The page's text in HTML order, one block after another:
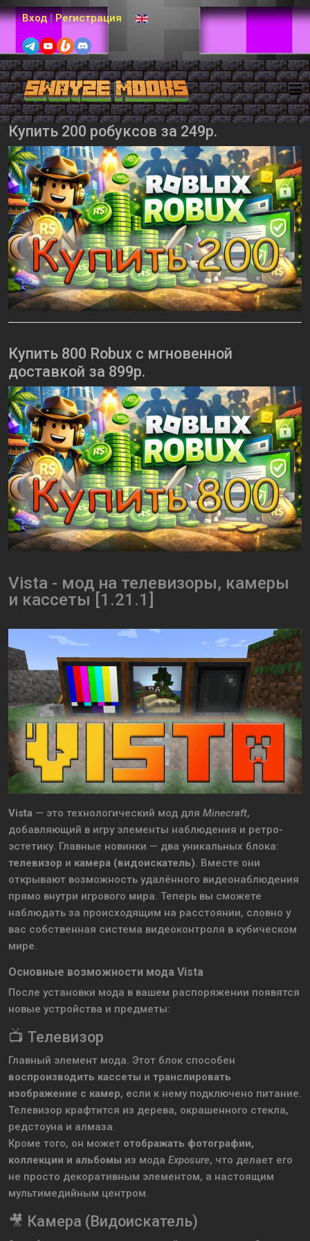
Вход | Регистрация Выберите язык
Купить 200 робуксов за 249р.
Купить 800 Robux с мгновенной
доставкой за 899р.
Vista - мод на телевизоры, камеры
и кассеты [1.21.1]
Vista — это технологический мод для Minecraft,
добавляющий в игру элементы наблюдения и ретро-
эстетику. Главные новинки — два уникальных блока:
телевизор и камера (видоискатель). Вместе они
открывают возможность удалённого видеонаблюдения
прямо внутри игрового мира. Теперь вы сможете
наблюдать за происходящим на расстоянии, словно у
вас собственная система видеоконтроля в кубическом
мире.
Основные возможности мода Vista
После установки мода в вашем распоряжении появятся
новые устройства и предметы:
📺 Телевизор
Главный элемент мода. Этот блок способен
воспроизводить кассеты и транслировать
изображение с камер, если к нему подключено питание.
Телевизор крафтится из дерева, окрашенного стекла,
редстоуна и алмаза.
Кроме того, он может отображать фотографии,
коллекции и альбомы из мода Exposure, что делает его
не просто декоративным элементом, а настоящим
мультимедийным центром.
🎥 Камера (Видоискатель)